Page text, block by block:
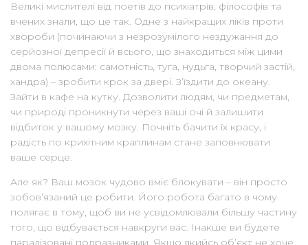
Великі мислителі від поетів до психіатрів, філософів та
вчених знали, що це так. Одне з найкращих ліків проти
хвороби (починаючи з незрозумілого нездужання до
серйозної депресії й всього, що знаходиться між цими
двома полюсами: самотність, туга, нудьга, творчий застій,
хандра) – зробити крок за двері. З’їздити до океану.
Зайти в кафе на кутку. Дозволити людям, чи предметам,
чи природі проникнути через ваші очі й залишити
відбиток у вашому мозку. Почніть бачити їх красу, і
радість по крихітним краплинам стане заповнювати
ваше серце.
Але як? Ваш мозок чудово вміє блокувати – він просто
зобов’язаний це робити. Його робота багато в чому
полягає в тому, щоб ви не усвідомлювали більшу частину
того, що відбувається навкруги вас. Інакше ви будете
паралізовані подразниками. Якщо якийсь об’єкт не хоче